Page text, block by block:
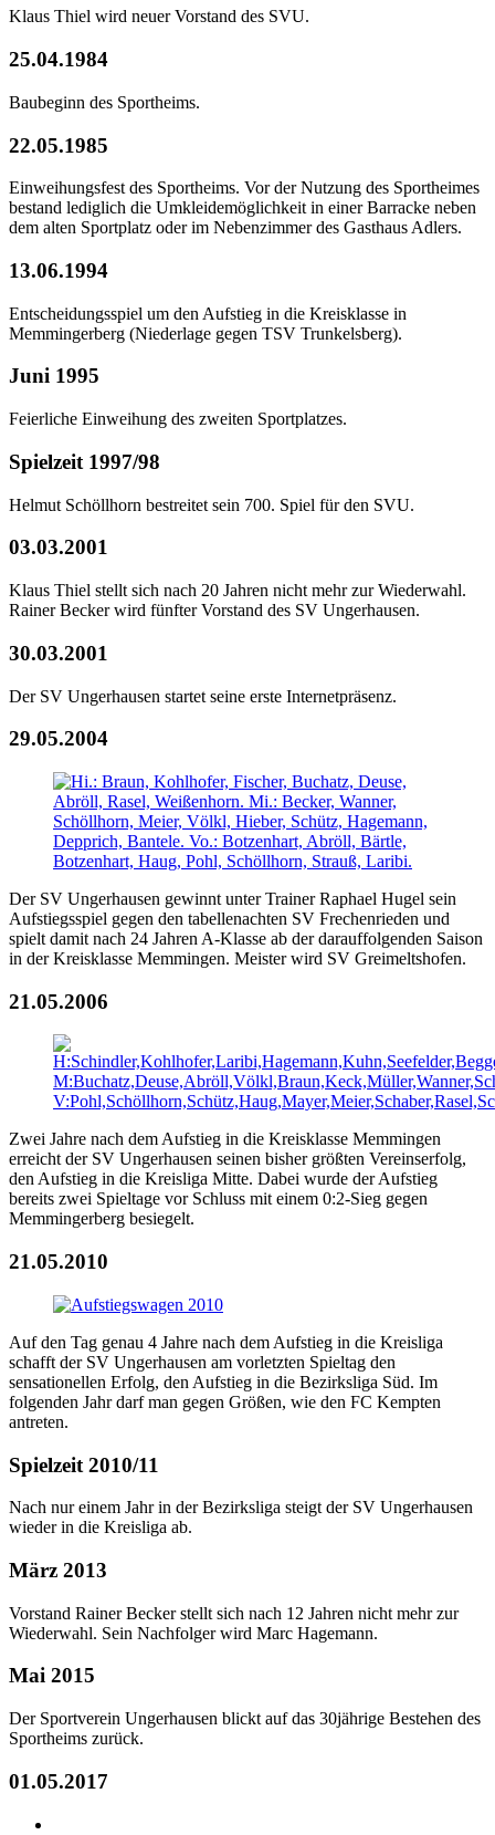
Klaus Thiel wird neuer Vorstand des SVU.
25.04.1984
Baubeginn des Sportheims.
22.05.1985
Einweihungsfest des Sportheims. Vor der Nutzung des Sportheimes
bestand lediglich die Umkleidemöglichkeit in einer Barracke neben
dem alten Sportplatz oder im Nebenzimmer des Gasthaus Adlers.
13.06.1994
Entscheidungsspiel um den Aufstieg in die Kreisklasse in
Memmingerberg (Niederlage gegen TSV Trunkelsberg).
Juni 1995
Feierliche Einweihung des zweiten Sportplatzes.
Spielzeit 1997/98
Helmut Schöllhorn bestreitet sein 700. Spiel für den SVU.
03.03.2001
Klaus Thiel stellt sich nach 20 Jahren nicht mehr zur Wiederwahl.
Rainer Becker wird fünfter Vorstand des SV Ungerhausen.
30.03.2001
Der SV Ungerhausen startet seine erste Internetpräsenz.
29.05.2004
Der SV Ungerhausen gewinnt unter Trainer Raphael Hugel sein
Aufstiegsspiel gegen den tabellenachten SV Frechenrieden und
spielt damit nach 24 Jahren A-Klasse ab der darauffolgenden Saison
in der Kreisklasse Memmingen. Meister wird SV Greimeltshofen.
21.05.2006
Zwei Jahre nach dem Aufstieg in die Kreisklasse Memmingen
erreicht der SV Ungerhausen seinen bisher größten Vereinserfolg,
den Aufstieg in die Kreisliga Mitte. Dabei wurde der Aufstieg
bereits zwei Spieltage vor Schluss mit einem 0:2-Sieg gegen
Memmingerberg besiegelt.
21.05.2010
Auf den Tag genau 4 Jahre nach dem Aufstieg in die Kreisliga
schafft der SV Ungerhausen am vorletzten Spieltag den
sensationellen Erfolg, den Aufstieg in die Bezirksliga Süd. Im
folgenden Jahr darf man gegen Größen, wie den FC Kempten
antreten.
Spielzeit 2010/11
Nach nur einem Jahr in der Bezirksliga steigt der SV Ungerhausen
wieder in die Kreisliga ab.
März 2013
Vorstand Rainer Becker stellt sich nach 12 Jahren nicht mehr zur
Wiederwahl. Sein Nachfolger wird Marc Hagemann.
Mai 2015
Der Sportverein Ungerhausen blickt auf das 30jährige Bestehen des
Sportheims zurück.
01.05.2017